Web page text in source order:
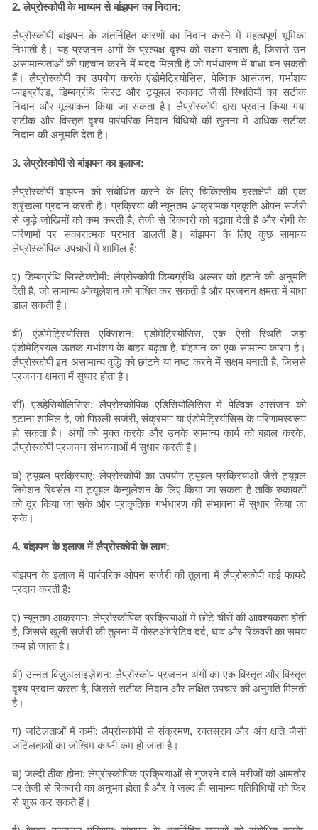
2. लेप्रोस्कोपी के माध्यम से बांझपन का निदान:
लैप्रोस्कोपी बांझपन के अंतर्निहित कारणों का निदान करने में महत्वपूर्ण भूमिका
निभाती है। यह प्रजनन अंगों के प्रत्यक्ष दृश्य को सक्षम बनाता है, जिससे उन
असामान्यताओं की पहचान करने में मदद मिलती है जो गर्भधारण में बाधा बन सकती
हैं। लैप्रोस्कोपी का उपयोग करके एंडोमेट्रियोसिस, पेल्विक आसंजन, गर्भाशय
फाइब्रॉएड, डिम्बग्रंथि सिस्ट और ट्यूबल रुकावट जैसी स्थितियों का सटीक
निदान और मूल्यांकन किया जा सकता है। लैप्रोस्कोपी द्वारा प्रदान किया गया
सटीक और विस्तृत दृश्य पारंपरिक निदान विधियों की तुलना में अधिक सटीक
निदान की अनुमति देता है।
3. लेप्रोस्कोपी से बांझपन का इलाज:
लैप्रोस्कोपी बांझपन को संबोधित करने के लिए चिकित्सीय हस्तक्षेपों की एक
श्रृंखला प्रदान करती है। प्रक्रिया की न्यूनतम आक्रामक प्रकृति ओपन सर्जरी
से जुड़े जोखिमों को कम करती है, तेजी से रिकवरी को बढ़ावा देती है और रोगी के
परिणामों पर सकारात्मक प्रभाव डालती है। बांझपन के लिए कुछ सामान्य
लेप्रोस्कोपिक उपचारों में शामिल हैं:
ए) डिम्बग्रंथि सिस्टेक्टोमी: लैप्रोस्कोपी डिम्बग्रंथि अल्सर को हटाने की अनुमति
देती है, जो सामान्य ओव्यूलेशन को बाधित कर सकती है और प्रजनन क्षमता में बाधा
डाल सकती है।
बी) एंडोमेट्रियोसिस एक्सिशन: एंडोमेट्रियोसिस, एक ऐसी स्थिति जहां
एंडोमेट्रियल ऊतक गर्भाशय के बाहर बढ़ता है, बांझपन का एक सामान्य कारण है।
लैप्रोस्कोपी इन असामान्य वृद्धि को छांटने या नष्ट करने में सक्षम बनाती है, जिससे
प्रजनन क्षमता में सुधार होता है।
सी) एडहेसियोलिसिस: लैप्रोस्कोपिक एडिसियोलिसिस में पेल्विक आसंजन को
हटाना शामिल है, जो पिछली सर्जरी, संक्रमण या एंडोमेट्रियोसिस के परिणामस्वरूप
हो सकता है। अंगों को मुक्त करके और उनके सामान्य कार्य को बहाल करके,
लैप्रोस्कोपी प्रजनन संभावनाओं में सुधार करती है।
घ) ट्यूबल प्रक्रियाएं: लेप्रोस्कोपी का उपयोग ट्यूबल प्रक्रियाओं जैसे ट्यूबल
लिगेशन रिवर्सल या ट्यूबल कैन्युलेशन के लिए किया जा सकता है ताकि रुकावटों
को दूर किया जा सके और प्राकृतिक गर्भधारण की संभावना में सुधार किया जा
सके।
4. बांझपन के इलाज में लैप्रोस्कोपी के लाभ:
बांझपन के इलाज में पारंपरिक ओपन सर्जरी की तुलना में लैप्रोस्कोपी कई फायदे
प्रदान करती है:
ए) न्यूनतम आक्रमण: लेप्रोस्कोपिक प्रक्रियाओं में छोटे चीरों की आवश्यकता होती
है, जिससे खुली सर्जरी की तुलना में पोस्टऑपरेटिव दर्द, घाव और रिकवरी का समय
कम हो जाता है।
बी) उन्नत विज़ुअलाइज़ेशन: लैप्रोस्कोप प्रजनन अंगों का एक विस्तृत और विस्तृत
दृश्य प्रदान करता है, जिससे सटीक निदान और लक्षित उपचार की अनुमति मिलती
है।
ग) जटिलताओं में कमी: लैप्रोस्कोपी से संक्रमण, रक्तस्राव और अंग क्षति जैसी
जटिलताओं का जोखिम काफी कम हो जाता है।
घ) जल्दी ठीक होना: लेप्रोस्कोपिक प्रक्रियाओं से गुजरने वाले मरीजों को आमतौर
पर तेजी से रिकवरी का अनुभव होता है और वे जल्द ही सामान्य गतिविधियों को फिर
से शुरू कर सकते हैं।